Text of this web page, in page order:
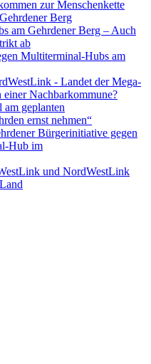
zur Menschenkette
Berg
am Gehrdener Berg – Auch
ab
Multiterminal-Hubs am
- Landet der Mega-
Nachbarkommune?
geplanten
ernst nehmen“
Bürgerinitiative gegen
Hub im
und NordWestLink